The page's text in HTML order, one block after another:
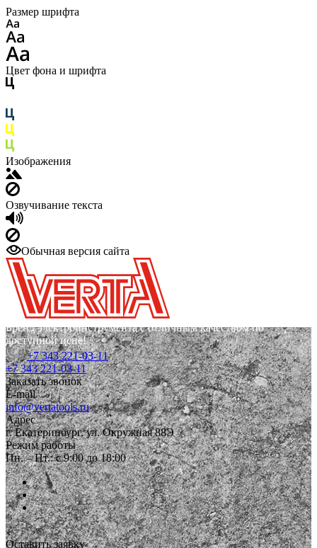
Размер шрифта
Цвет фона и шрифта
Изображения
Озвучивание текста
Обычная версия сайта
Бренд электроинструмента с отличным качеством по
доступной цене!
+7 343 221-03-11
+7 343 221-03-11
Заказать звонок
E-mail
info@vertatools.ru
Адрес
г. Екатеринбург, ул. Окружная 88Э
Режим работы
Пн. – Пт.: с 9:00 до 18:00
Оставить заявку